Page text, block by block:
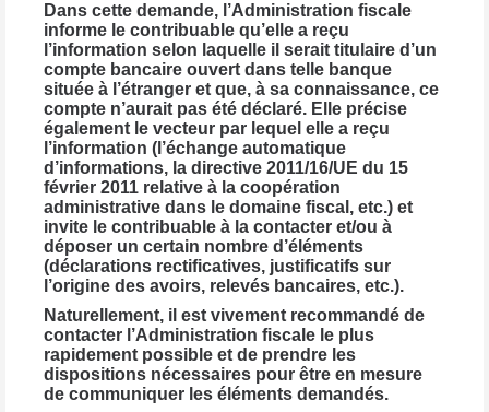
Dans cette demande, l’Administration fiscale
informe le contribuable qu’elle a reçu
l’information selon laquelle il serait titulaire d’un
compte bancaire ouvert dans telle banque
située à l’étranger et que, à sa connaissance, ce
compte n’aurait pas été déclaré. Elle précise
également le vecteur par lequel elle a reçu
l’information (l’échange automatique
d’informations, la directive 2011/16/UE du 15
février 2011 relative à la coopération
administrative dans le domaine fiscal, etc.) et
invite le contribuable à la contacter et/ou à
déposer un certain nombre d’éléments
(déclarations rectificatives, justificatifs sur
l’origine des avoirs, relevés bancaires, etc.).
Naturellement, il est vivement recommandé de
contacter l’Administration fiscale le plus
rapidement possible et de prendre les
dispositions nécessaires pour être en mesure
de communiquer les éléments demandés.